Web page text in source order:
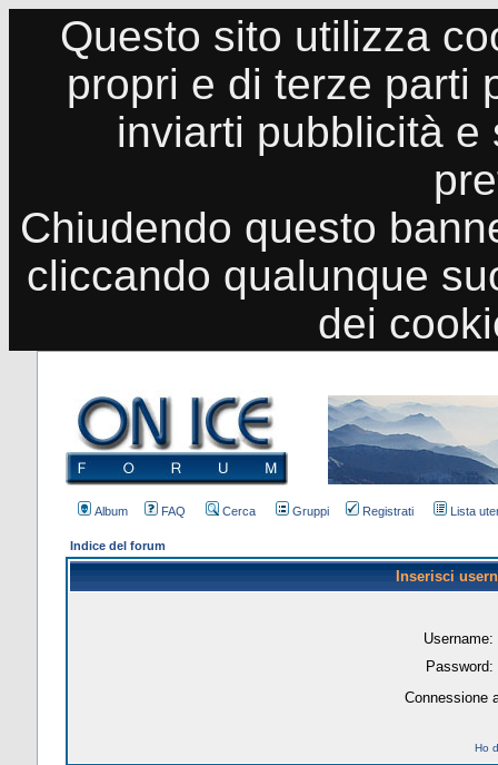
Questo sito utilizza
propri e di terze parti
inviarti pubblicità
Chiudendo questo
cliccando qualunque
dei
Album FAQ Cerca Gruppi Registrati Lista
Indice del forum
Inserisci
Username:
Password:
Connessione
Ho